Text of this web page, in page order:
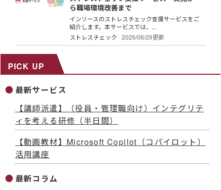
ら職場環境改善まで
インソースのストレスチェック支援サービスをご
紹介します。本サービスでは、...
ストレスチェック
2026/06/29更新
PICK UP
最新サービス
【講師派遣】（役員・管理職向け）インテグリテ
ィを考える研修（半日間）
【動画教材】Microsoft Copilot（コパイロット）
活用講座
最新コラム